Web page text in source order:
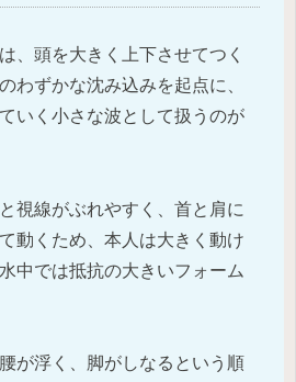
、頭を大きく上下させてつく
わずかな沈み込みを起点に、
いく小さな波として扱うのが
視線がぶれやすく、首と肩に
動くため、本人は大きく動け
中では抵抗の大きいフォーム
が浮く、脚がしなるという順